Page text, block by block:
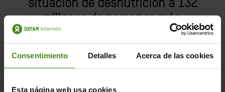
Consentimiento Detalles Acerca de las cookies
Esta página web usa cookies
situación de desnutrición a 132
millones de personas más.